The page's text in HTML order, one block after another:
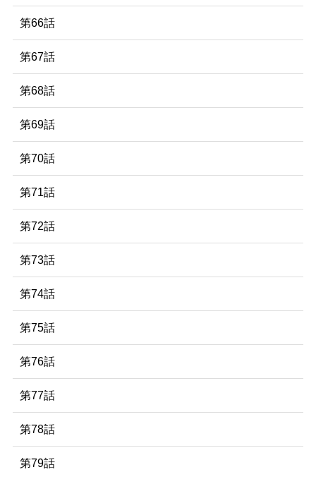
第66話
第67話
第68話
第69話
第70話
第71話
第72話
第73話
第74話
第75話
第76話
第77話
第78話
第79話